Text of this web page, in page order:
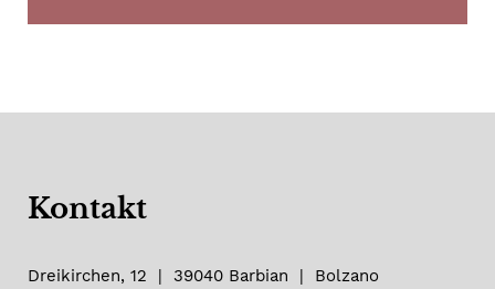
Kontakt
Dreikirchen, 12 | 39040 Barbian |
Bolzano